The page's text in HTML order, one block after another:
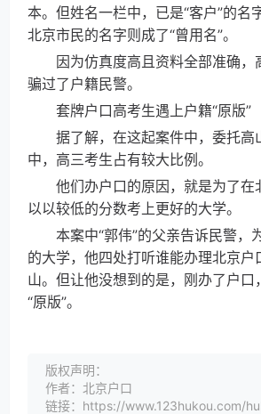
本。但姓名一栏中，已是“客户”的名
北京市民的名字则成了“曾用名”。
因为仿真度高且资料全部准确，
骗过了户籍民警。
套牌户口高考生遇上户籍“原版”
据了解，在这起案件中，委托高
中，高三考生占有较大比例。
他们办户口的原因，就是为了在
以以较低的分数考上更好的大学。
本案中“郭伟”的父亲告诉民警，
的大学，他四处打听谁能办理北京户
山。但让他没想到的是，刚办了户口
“原版”。
版权声明：
作者：北京户口
链接：https://www.123hukou.com/